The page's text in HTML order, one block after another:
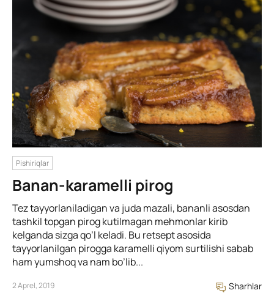
Pishiriqlar
Banan-karamelli pirog
Tez tayyorlaniladigan va juda mazali, bananli asosdan
tashkil topgan pirog kutilmagan mehmonlar kirib
kelganda sizga qo’l keladi. Bu retsept asosida
tayyorlanilgan pirogga karamelli qiyom surtilishi sabab
ham yumshoq va nam bo’lib...
2 Aprel, 2019 Sharhlar